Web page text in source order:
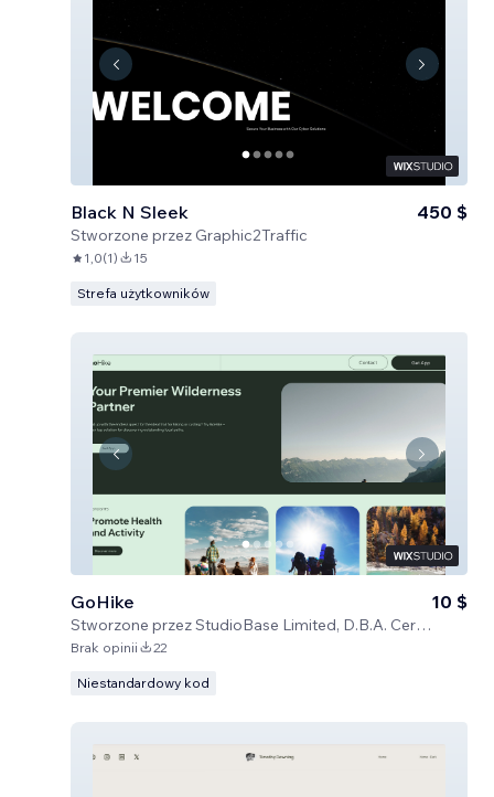
Black N Sleek
Stworzone przez Graphic2Traffic
450 $
1,0(1) 15
Strefa użytkowników
GoHike
Stworzone przezStudioBase Limited, D.B.A. Certified Code
10 $
Brak opinii 22
Niestandardowy kod